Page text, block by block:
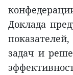
Доклада
задач и